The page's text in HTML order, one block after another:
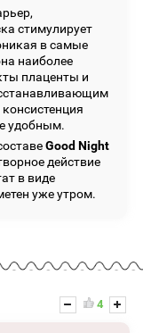
стимулирует
в самые
наиболее
плаценты и
удобным.
Good Night
действие
в виде
уже утром.
4